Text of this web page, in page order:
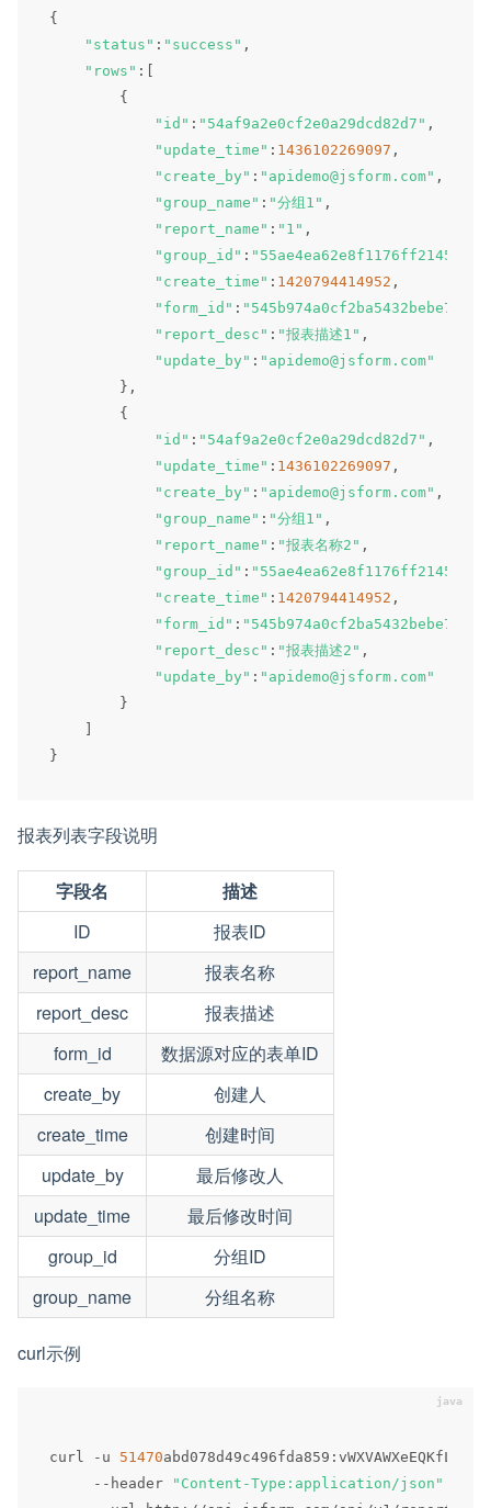
{
"status" : "success" ,
"rows" :
{
"id" : "54af9a2e0cf2e0a29dcd82d7" ,
"update_time" : 1436102269097 ,
"create_by" : "apidemo@jsform.com" ,
"group_name" : "分组1" ,
"report_name" : "1" ,
"group_id" : "55ae4ea62e8f1176ff214540"
"create_time" : 1420794414952 ,
"form_id" : "545b974a0cf2ba5432bebe75"
"report_desc" : "报表描述1" ,
"update_by" : "apidemo@jsform.com"
} ,
{
"id" : "54af9a2e0cf2e0a29dcd82d7" ,
"update_time" : 1436102269097 ,
"create_by" : "apidemo@jsform.com" ,
"group_name" : "分组1" ,
"report_name" : "报表名称2" ,
"group_id" : "55ae4ea62e8f1176ff214540"
"create_time" : 1420794414952 ,
"form_id" : "545b974a0cf2ba5432bebe75"
"report_desc" : "报表描述2" ,
"update_by" : "apidemo@jsform.com"
}
}
报表列表字段说明
字段名
描述
ID
报表ID
report_name
报表名称
report_desc
报表描述
form_id
数据源对应的表单ID
create_by
创建人
create_time
创建时间
update_by
最后修改人
update_time
最后修改时间
group_id
分组ID
group_name
分组名称
curl示例
curl - u 51470abd078d49c496fda859 :
-- header "Content-Type:application/json"